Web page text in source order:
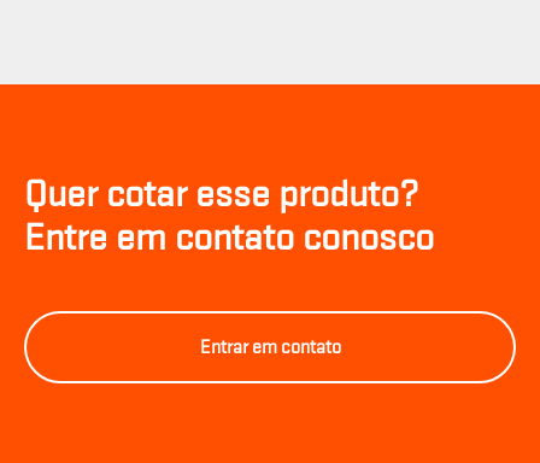
Quer cotar esse produto?
Entre em contato conosco
Entrar em contato